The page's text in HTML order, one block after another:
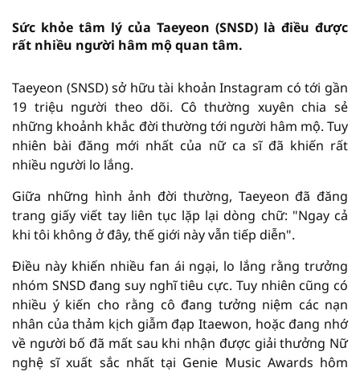
Sức khỏe tâm lý của Taeyeon (SNSD) là điều được
rất nhiều người hâm mộ quan tâm.
Taeyeon (SNSD) sở hữu tài khoản Instagram có tới gần
19 triệu người theo dõi. Cô thường xuyên chia sẻ
những khoảnh khắc đời thường tới người hâm mộ. Tuy
nhiên bài đăng mới nhất của nữ ca sĩ đã khiến rất
nhiều người lo lắng.
Giữa những hình ảnh đời thường, Taeyeon đã đăng
trang giấy viết tay liên tục lặp lại dòng chữ: "Ngay cả
khi tôi không ở đây, thế giới này vẫn tiếp diễn".
Điều này khiến nhiều fan ái ngại, lo lắng rằng trưởng
nhóm SNSD đang suy nghĩ tiêu cực. Tuy nhiên cũng có
nhiều ý kiến cho rằng cô đang tưởng niệm các nạn
nhân của thảm kịch giẫm đạp Itaewon, hoặc đang nhớ
về người bố đã mất sau khi nhận được giải thưởng Nữ
nghệ sĩ xuất sắc nhất tại Genie Music Awards hôm